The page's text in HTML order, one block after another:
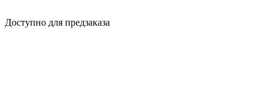
Доступно для предзаказа